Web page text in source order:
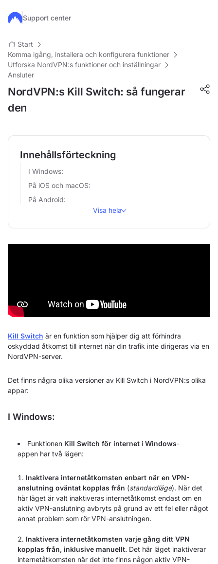
Hoppa till huvudinnehåll
Support center
Start
Komma igång, installera och konfigurera funktioner
Utforska NordVPN:s funktioner och inställningar
Ansluter
NordVPN:s Kill Switch: så fungerar
den
Innehållsförteckning
I Windows:
På iOS och macOS:
På Android:
Visa hela
Kill Switch är en funktion som hjälper dig att förhindra
oskyddad åtkomst till internet när din trafik inte dirigeras via en
NordVPN-server.
Det finns några olika versioner av Kill Switch i NordVPN:s olika
appar:
I Windows:
Funktionen Kill Switch för internet i Windows-
appen har två lägen:
Inaktivera internetåtkomsten enbart när en VPN-
anslutning oväntat kopplas från (standardläge). När det
här läget är valt inaktiveras internetåtkomst endast om en
aktiv VPN-anslutning avbryts på grund av ett fel eller något
annat problem som rör VPN-anslutningen.
Inaktivera internetåtkomsten varje gång ditt VPN
kopplas från, inklusive manuellt. Det här läget inaktiverar
internetåtkomsten när det inte finns någon aktiv VPN-